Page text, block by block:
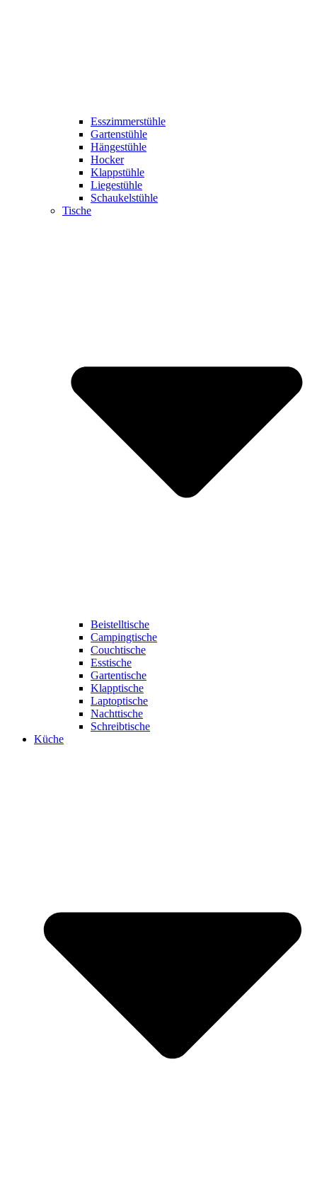
Esszimmerstühle
Gartenstühle
Hängestühle
Hocker
Klappstühle
Liegestühle
Schaukelstühle
Tische
Beistelltische
Campingtische
Couchtische
Esstische
Gartentische
Klapptische
Laptoptische
Nachttische
Schreibtische
Küche